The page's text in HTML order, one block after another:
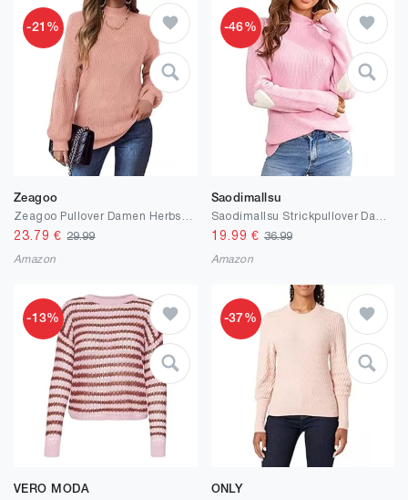
-21%
Zeagoo
23.79 €29.99
Amazon
-46%
Saodimallsu
19.99 € 36.99
Amazon
-13%
VERO MODA
-37%
ONLY